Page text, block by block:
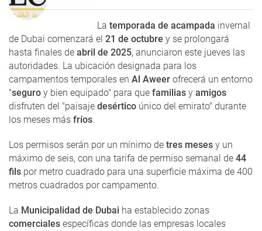
La temporada de acampada invernal
de Dubai comenzará el 21 de octubre y se prolongará
hasta finales de abril de 2025, anunciaron este jueves las
autoridades. La ubicación designada para los
campamentos temporales en Al Aweer ofrecerá un entorno
"seguro y bien equipado" para que familias y amigos
disfruten del "paisaje desértico único del emirato" durante
los meses más fríos.
Los permisos serán por un mínimo de tres meses y un
máximo de seis, con una tarifa de permiso semanal de 44
fils por metro cuadrado para una superficie máxima de 400
metros cuadrados por campamento.
La Municipalidad de Dubai ha establecido zonas
comerciales específicas donde las empresas locales